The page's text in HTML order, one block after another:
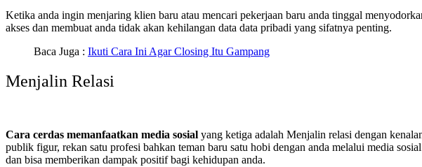
Ketika anda ingin menjaring klien baru atau mencari pekerjaan baru anda tinggal
akses dan membuat anda tidak akan kehilangan data data pribadi yang sifatnya penting.
Baca Juga : Ikuti Cara Ini Agar Closing Itu Gampang
Menjalin Relasi
Cara cerdas memanfaatkan media sosial yang ketiga adalah Menjalin relasi dengan
publik figur, rekan satu profesi bahkan teman baru satu hobi dengan anda melalui media
dan bisa memberikan dampak positif bagi kehidupan anda.